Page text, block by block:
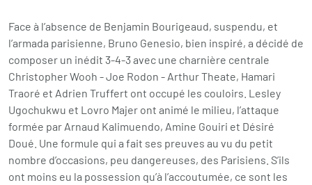
Face à l’absence de Benjamin Bourigeaud, suspendu, et
l’armada parisienne, Bruno Genesio, bien inspiré, a décidé de
composer un inédit 3-4-3 avec une charnière centrale
Christopher Wooh - Joe Rodon - Arthur Theate, Hamari
Traoré et Adrien Truffert ont occupé les couloirs. Lesley
Ugochukwu et Lovro Majer ont animé le milieu, l’attaque
formée par Arnaud Kalimuendo, Amine Gouiri et Désiré
Doué. Une formule qui a fait ses preuves au vu du petit
nombre d’occasions, peu dangereuses, des Parisiens. S’ils
ont moins eu la possession qu’à l’accoutumée, ce sont les